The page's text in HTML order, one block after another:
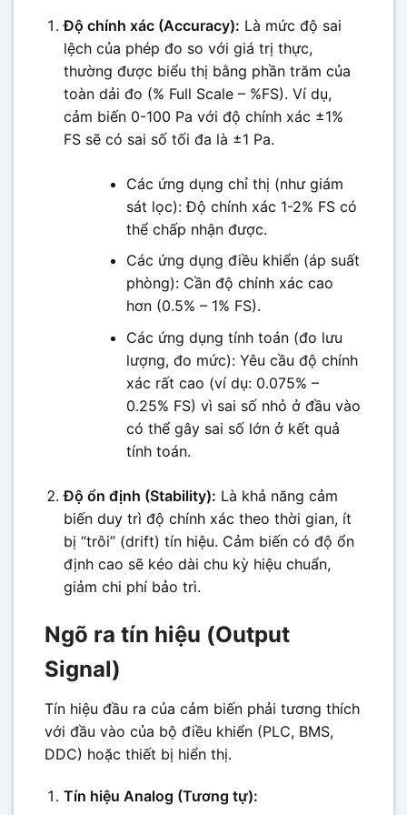
Độ chính xác (Accuracy): Là mức độ sai
lệch của phép đo so với giá trị thực,
thường được biểu thị bằng phần trăm của
toàn dải đo (% Full Scale – %FS). Ví dụ,
cảm biến 0-100 Pa với độ chính xác ±1%
FS sẽ có sai số tối đa là ±1 Pa.
Các ứng dụng chỉ thị (như giám
sát lọc): Độ chính xác 1-2% FS có
thể chấp nhận được.
Các ứng dụng điều khiển (áp suất
phòng): Cần độ chính xác cao
hơn (0.5% – 1% FS).
Các ứng dụng tính toán (đo lưu
lượng, đo mức): Yêu cầu độ chính
xác rất cao (ví dụ: 0.075% –
0.25% FS) vì sai số nhỏ ở đầu vào
có thể gây sai số lớn ở kết quả
tính toán.
Độ ổn định (Stability): Là khả năng cảm
biến duy trì độ chính xác theo thời gian, ít
bị “trôi” (drift) tín hiệu. Cảm biến có độ ổn
định cao sẽ kéo dài chu kỳ hiệu chuẩn,
giảm chi phí bảo trì.
Ngõ ra tín hiệu (Output
Signal)
Tín hiệu đầu ra của cảm biến phải tương thích
với đầu vào của bộ điều khiển (PLC, BMS,
DDC) hoặc thiết bị hiển thị.
Tín hiệu Analog (Tương tự):